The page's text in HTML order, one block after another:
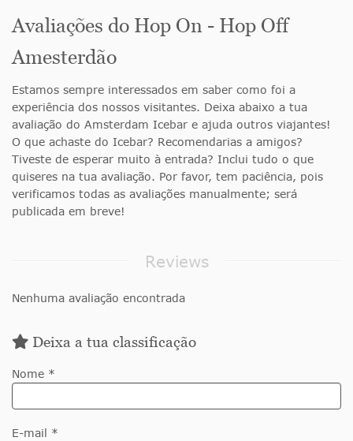
Avaliações do Hop On - Hop Off
Amesterdão
Estamos sempre interessados em saber como foi a
experiência dos nossos visitantes. Deixa abaixo a tua
avaliação do Amsterdam Icebar e ajuda outros viajantes!
O que achaste do Icebar? Recomendarias a amigos?
Tiveste de esperar muito à entrada? Inclui tudo o que
quiseres na tua avaliação. Por favor, tem paciência, pois
verificamos todas as avaliações manualmente; será
publicada em breve!
Reviews
Nenhuma avaliação encontrada
Deixa a tua classificação
Nome *
E-mail *